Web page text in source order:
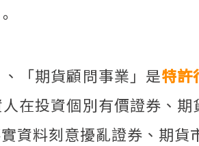
「期貨顧問事業」是特許
在投資個別有價證券、
資料刻意擾亂證券、期貨